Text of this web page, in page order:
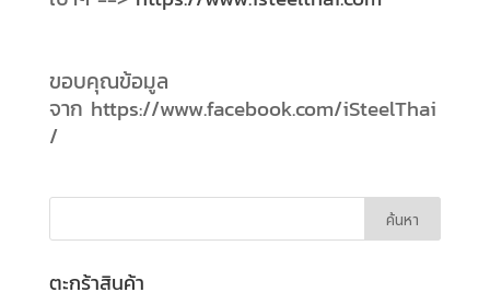
ขอบคุณข้อมูล
จาก https://www.facebook.com/iSteelThai
/
ตะกร้าสินค้า